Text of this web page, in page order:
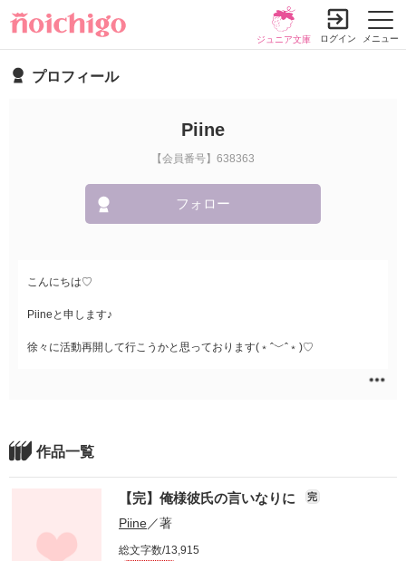
メニュー
ジュニア文庫 ログイン
プロフィール
Piine
【会員番号】638363
フォロー
こんにちは♡
Piineと申します♪
徐々に活動再開して行こうかと思っております(﹡ˆ﹀ˆ﹡)♡
作品一覧
【完】俺様彼氏の言いなりに 完
Piine／著
総文字数/13,915